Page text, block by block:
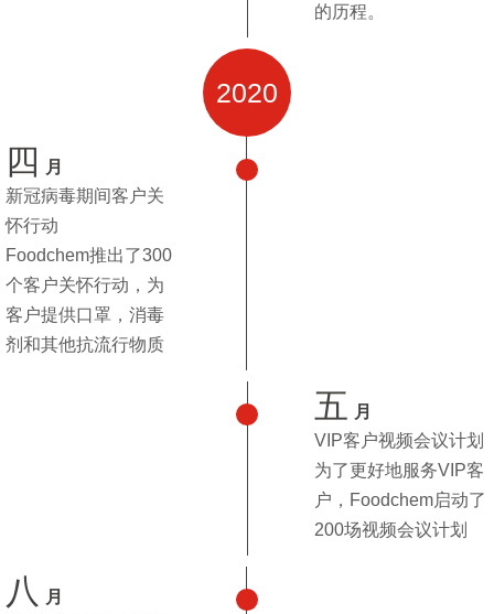
的历程。
2020
四
月
新冠病毒期间客户关
怀行动
Foodchem推出了300
个客户关怀行动，为
客户提供口罩，消毒
剂和其他抗流行物质
五 月
VIP客户视频会议计划
为了更好地服务VIP客
户，Foodchem启动了
200场视频会议计划
八
月